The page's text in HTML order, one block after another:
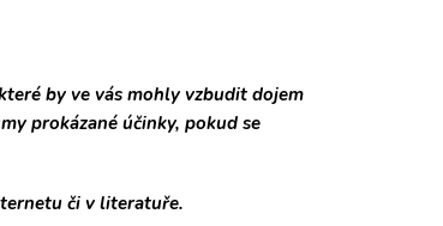
by ve vás mohly vzbudit dojem
prokázané účinky, pokud se
či v literatuře.